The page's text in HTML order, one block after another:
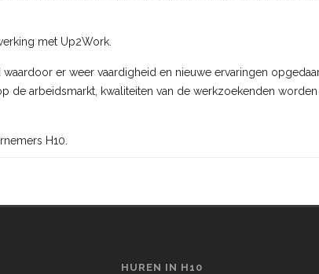
met Up2Work.
er weer vaardigheid en nieuwe ervaringen
arbeidsmarkt, kwaliteiten van de werkzoekenden
H10.
HUREN IN H10